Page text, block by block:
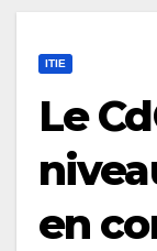
ITIE
Le
en